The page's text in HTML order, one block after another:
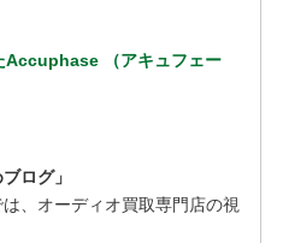
Accuphase （アキュフェー
ログ」
、オーディオ買取専門店の視